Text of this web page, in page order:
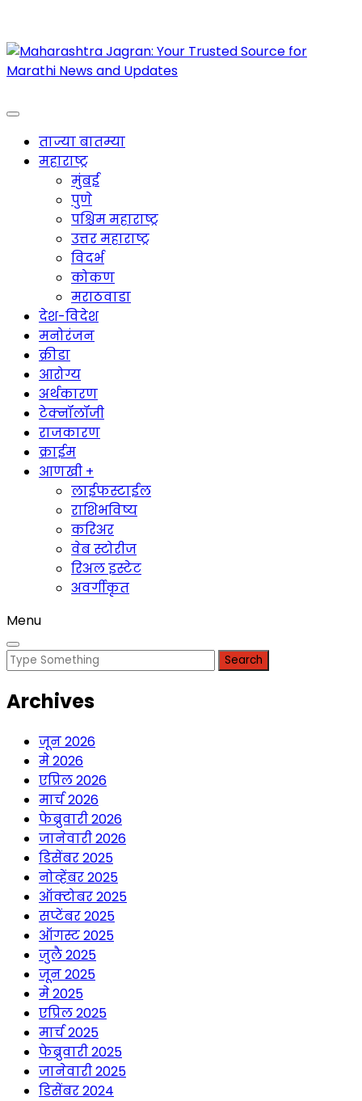
Maharashtra Jagran : Your Trusted Companion
ताज्या बातम्या
महाराष्ट्र
मुंबई
पुणे
पश्चिम महाराष्ट्र
उत्तर महाराष्ट्र
विदर्भ
कोकण
मराठवाडा
देश-विदेश
मनोरंजन
क्रीडा
आरोग्य
अर्थकारण
टेक्नॉलॉजी
राजकारण
क्राईम
आणखी +
लाईफस्टाईल
राशिभविष्य
करिअर
वेब स्टोरीज
रिअल इस्टेट
अवर्गीकृत
Menu
Search
Archives
जून 2026
मे 2026
एप्रिल 2026
मार्च 2026
फेब्रुवारी 2026
जानेवारी 2026
डिसेंबर 2025
नोव्हेंबर 2025
ऑक्टोबर 2025
सप्टेंबर 2025
ऑगस्ट 2025
जुलै 2025
जून 2025
मे 2025
एप्रिल 2025
मार्च 2025
फेब्रुवारी 2025
जानेवारी 2025
डिसेंबर 2024